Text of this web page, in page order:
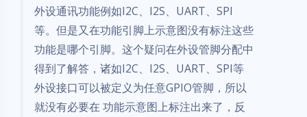
外设通讯功能例如I2C、I2S、UART、SPI
等。但是又在功能引脚上示意图没有标注这些
功能是哪个引脚。这个疑问在外设管脚分配中
得到了解答，诸如I2C、I2S、UART、SPI等
外设接口可以被定义为任意GPIO管脚，所以
就没有必要在 功能示意图上标注出来了，反